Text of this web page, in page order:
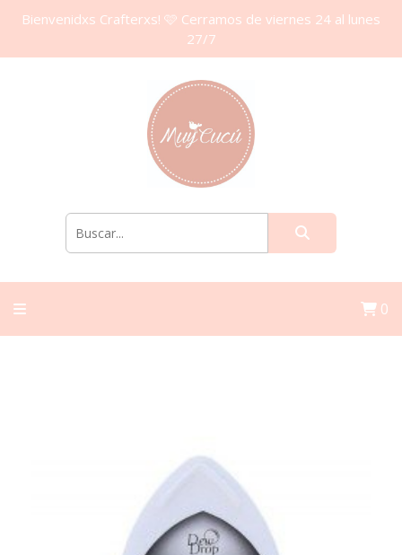
Bienvenidxs Crafterxs! 🩷 Cerramos de viernes 24 al lunes
27/7
0